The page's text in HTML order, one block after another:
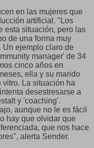
en las mujeres que
artificial. "Los
esta situación, pero las
de una forma muy
Un ejemplo claro de
manager' de 34
cinco años en
ella y su marido
La situación ha
desestresarse a
y 'coaching'.
aunque no le es fácil
hay que olvidar que
que nos hace
alerta Sender.